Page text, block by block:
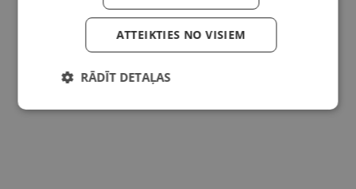
ATTEIKTIES NO VISIEM
RĀDĪT DETAĻAS